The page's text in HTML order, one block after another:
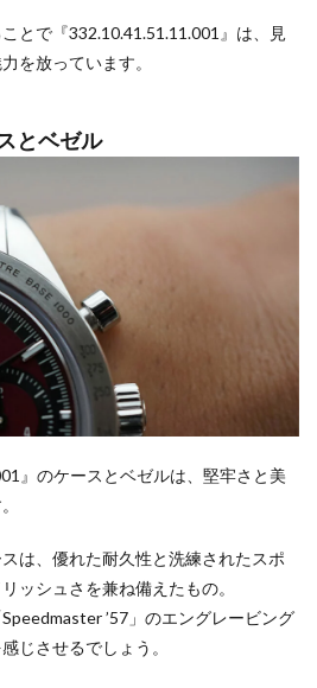
とで『332.10.41.51.11.001』は、見
を放っています。
とベゼル
』のケースとベゼルは、堅牢さと美
は、優れた耐久性と洗練されたスポ
ッシュさを兼ね備えたもの。
’57」のエングレービング
じさせるでしょう。